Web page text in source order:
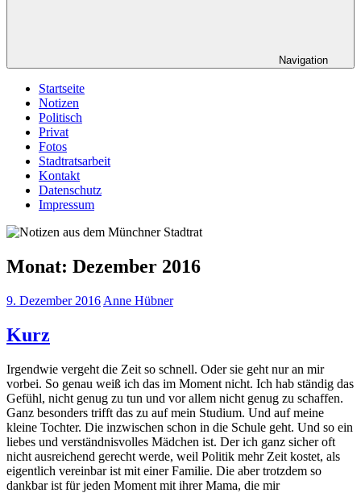
Navigation
Startseite
Notizen
Politisch
Privat
Fotos
Stadtratsarbeit
Kontakt
Datenschutz
Impressum
Monat: Dezember 2016
9. Dezember 2016 Anne Hübner
Kurz
Irgendwie vergeht die Zeit so schnell. Oder sie geht nur an mir
vorbei. So genau weiß ich das im Moment nicht. Ich hab ständig das
Gefühl, nicht genug zu tun und vor allem nicht genug zu schaffen.
Ganz besonders trifft das zu auf mein Studium. Und auf meine
kleine Tochter. Die inzwischen schon in die Schule geht. Und so ein
liebes und verständnisvolles Mädchen ist. Der ich ganz sicher oft
nicht ausreichend gerecht werde, weil Politik mehr Zeit kostet, als
eigentlich vereinbar ist mit einer Familie. Die aber trotzdem so
dankbar ist für jeden Moment mit ihrer Mama, die mir